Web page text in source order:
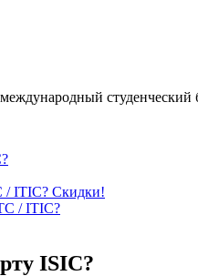
международный
/ ITIC? Скидки!
/ ITIC?
ISIC?